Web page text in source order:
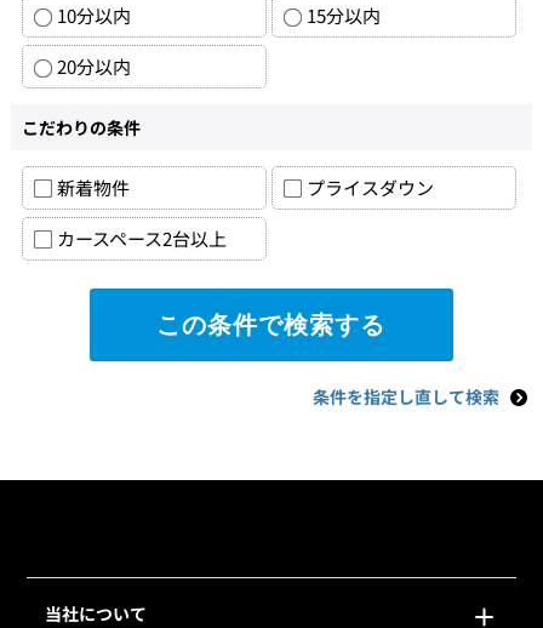
10分以内
15分以内
20分以内
こだわりの条件
新着物件
プライスダウン
カースペース2台以上
条件を指定し直して検索
当社について